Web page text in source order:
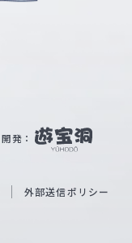
開発：
外部送信ポリシー